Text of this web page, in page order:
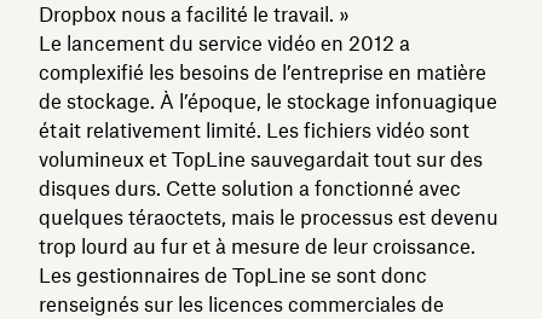
Dropbox nous a facilité le travail. »
Le lancement du service vidéo en 2012 a
complexifié les besoins de l’entreprise en matière
de stockage. À l’époque, le stockage infonuagique
était relativement limité. Les fichiers vidéo sont
volumineux et TopLine sauvegardait tout sur des
disques durs. Cette solution a fonctionné avec
quelques téraoctets, mais le processus est devenu
trop lourd au fur et à mesure de leur croissance.
Les gestionnaires de TopLine se sont donc
renseignés sur les licences commerciales de